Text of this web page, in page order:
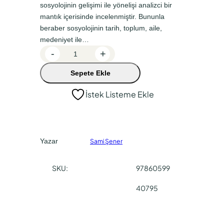
f
i
y
t
:
0
f
i
y
t
:
2
sosyolojinin gelişimi ile yönelişi analizci bir
mantık içerisinde incelenmiştir. Bununla
beraber sosyolojinin tarih, toplum, aile,
medeniyet ile…
o
s
- +
Sepete Ekle
İstek Listeme Ekle
Yazar Sami Şener
SKU: 97860599
40795